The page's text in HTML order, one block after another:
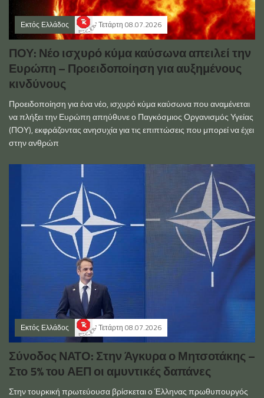
Εκτός Ελλάδος Τετάρτη 08.07.2026
ΠΟΥ: Νέο ισχυρό κύμα καύσωνα απειλεί την
Ευρώπη – Προειδοποίηση για αυξημένους
κινδύνους
Προειδοποίηση για ένα νέο, ισχυρό κύμα καύσωνα που αναμένεται
να πλήξει την Ευρώπη απηύθυνε ο Παγκόσμιος Οργανισμός Υγείας
(ΠΟΥ), εκφράζοντας ανησυχία για τις επιπτώσεις που μπορεί να έχει
στην ανθρώπ
Εκτός Ελλάδος Τετάρτη 08.07.2026
Σύνοδος ΝΑΤΟ: Στην Άγκυρα ο Μητσοτάκης –
Στο 5% του ΑΕΠ οι αμυντικές δαπάνες
Στην τουρκική πρωτεύουσα βρίσκεται ο Έλληνας πρωθυπουργός